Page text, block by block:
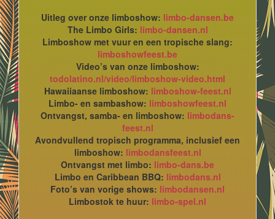
Uitleg over onze limboshow: limbo-dansen.be
The Limbo Girls: limbo-dansen.nl
Limboshow met vuur en een tropische slang:
limboshowfeest.be
Video’s van onze limboshow:
todolatino.nl/video/limboshow-video.html
Hawaiiaanse limboshow: limboshow-feest.nl
Limbo- en sambashow: limboshowfeest.nl
Ontvangst, samba- en limboshow: limbodans-
feest.nl
Avondvullend tropisch programma, inclusief een
limboshow: limbodansfeest.nl
Ontvangst met limbo: limbo-dans.be
Limbo en Caribbean BBQ: limbodans.nl
Foto’s van vorige shows: limbodansen.nl
Limbostok te huur: limbo-spel.nl